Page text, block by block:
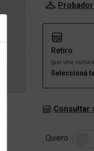
Retiro
(por una
Seleccioná
Consultar
Quiero